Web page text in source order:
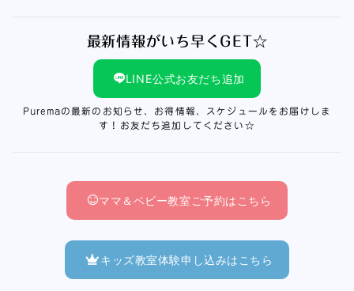
最新情報がいち早くGET☆
LINE公式お友だち追加
Puremaの最新のお知らせ、お得情報、スケジュールをお届けしま
す！お友だち追加してください☆
ママ＆ベビー教室ご予約はこちら
キッズ教室体験申し込みはこちら